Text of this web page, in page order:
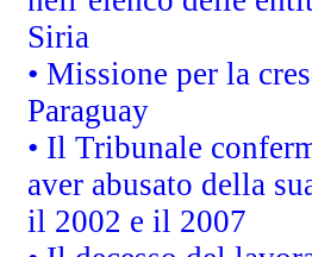
Siria
• Missione per la
Paraguay
• Il Tribunale
aver abusato della
il 2002 e il 2007